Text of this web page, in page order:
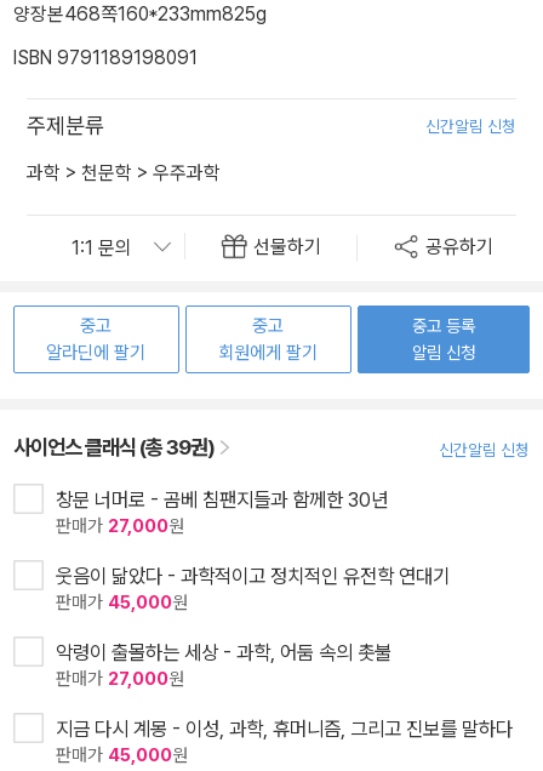
양장본468쪽160*233mm825g
ISBN 9791189198091
주제분류 신간알림 신청
과학 > 천문학 > 우주과학
선물하기 공유하기
중고
알라딘에 팔기
중고
회원에게 팔기
중고 등록
알림 신청
사이언스 클래식 (총 39권) 신간알림 신청
창문 너머로 - 곰베 침팬지들과 함께한 30년
판매가 27,000원
웃음이 닮았다 - 과학적이고 정치적인 유전학 연대기
판매가 45,000원
악령이 출몰하는 세상 - 과학, 어둠 속의 촛불
판매가 27,000원
지금 다시 계몽 - 이성, 과학, 휴머니즘, 그리고 진보를 말하다
판매가 45,000원